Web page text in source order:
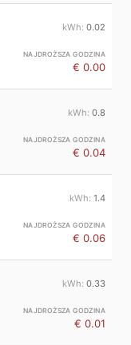
0.02
€ 0.00
0.8
€ 0.04
1.4
€ 0.06
0.33
€ 0.01